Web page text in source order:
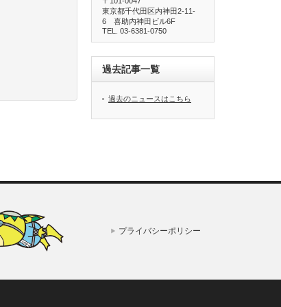
東京都千代田区内神田2-11-
6 喜助内神田ビル6F
TEL. 03-6381-0750
過去記事一覧
過去のニュースはこちら
プライバシーポリシー